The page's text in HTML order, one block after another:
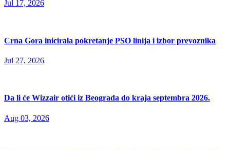
Jul 17, 2026
Crna Gora inicirala pokretanje PSO linija i izbor prevoznika
Jul 27, 2026
Da li će Wizzair otići iz Beograda do kraja septembra 2026.
Aug 03, 2026